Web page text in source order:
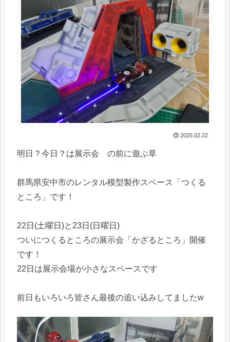
2025.02.22
明日？今日？は展示会 の前に遊ぶ草
群馬県安中市のレンタル模型製作スペース「つくる
ところ」です！
22日(土曜日)と23日(日曜日)
ついにつくるところの展示会「かざるところ」開催
です！
22日は展示会場が小さなスペースです
前日もいろいろ皆さん最後の追い込みしてましたw